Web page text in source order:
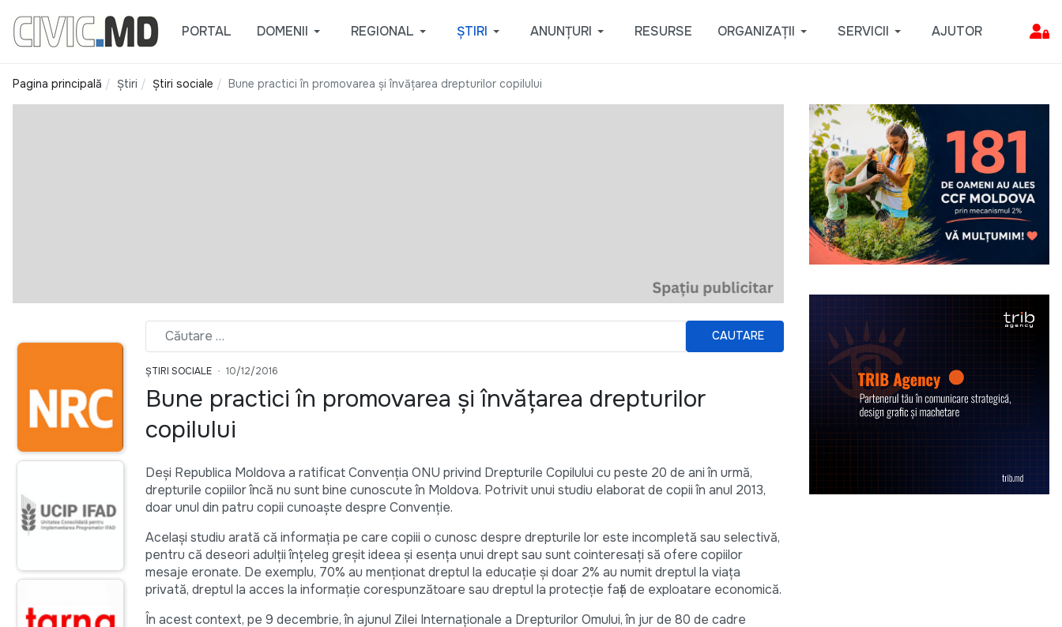
PORTAL DOMENII REGIONAL ȘTIRI ANUNȚURI RESURSE ORGANIZAȚII SERVICII AJUTOR
Pagina principală Știri Știri sociale Bune practici în promovarea şi învăţarea drepturilor copilului
CAUTARE
ȘTIRI SOCIALE 10/12/2016
Bune practici în promovarea şi învăţarea drepturilor
copilului
Deși Republica Moldova a ratificat Convenția ONU privind Drepturile Copilului cu peste 20 de ani în urmă,
drepturile copiilor încă nu sunt bine cunoscute în Moldova. Potrivit unui studiu elaborat de copii în anul 2013,
doar unul din patru copii cunoaște despre Convenție.
Același studiu arată că informația pe care copiii o cunosc despre drepturile lor este incompletă sau selectivă,
pentru că deseori adulții înțeleg greșit ideea și esența unui drept sau sunt cointeresați să ofere copiilor
mesaje eronate. De exemplu, 70% au menționat dreptul la educație și doar 2% au numit dreptul la viaţa
privată, dreptul la acces la informaţie corespunzătoare sau dreptul la protecţie faţă de exploatare economică.
În acest context, pe 9 decembrie, în ajunul Zilei Internaționale a Drepturilor Omului, în jur de 80 de cadre